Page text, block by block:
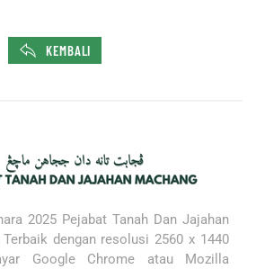
KEMBALI
2025 Pejabat Tanah Dan Jajahan
Terbaik dengan resolusi 2560 x 1440
Google Chrome atau Mozilla